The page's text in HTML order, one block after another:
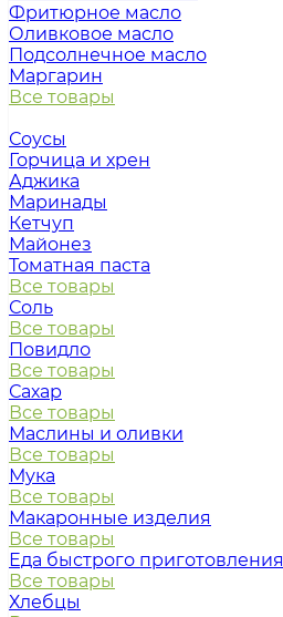
Фритюрное масло
Оливковое масло
Подсолнечное масло
Маргарин
Все товары
Соусы
Горчица и хрен
Аджика
Маринады
Кетчуп
Майонез
Томатная паста
Все товары
Соль
Все товары
Повидло
Все товары
Сахар
Все товары
Маслины и оливки
Все товары
Мука
Все товары
Макаронные изделия
Все товары
Еда быстрого приготовления
Все товары
Хлебцы